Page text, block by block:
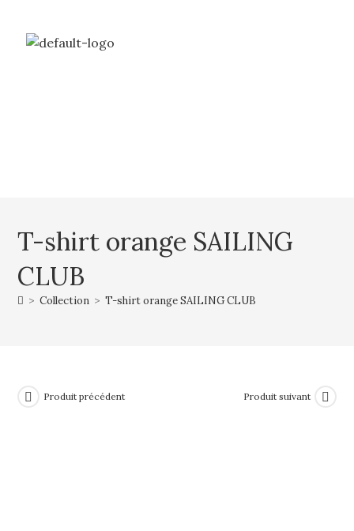
T-shirt orange SAILING
CLUB
> Collection > T-shirt orange SAILING CLUB
Produit précédent Produit suivant